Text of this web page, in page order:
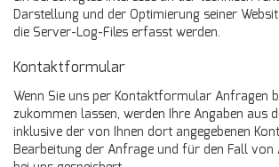
Darstellung und der Optimierung seiner
die Server-Log-Files erfasst werden.
Kontaktformular
Wenn Sie uns per Kontaktformular Anfragen
zukommen lassen, werden Ihre Angaben aus
inklusive der von Ihnen dort angegebenen
Bearbeitung der Anfrage und für den Fall von